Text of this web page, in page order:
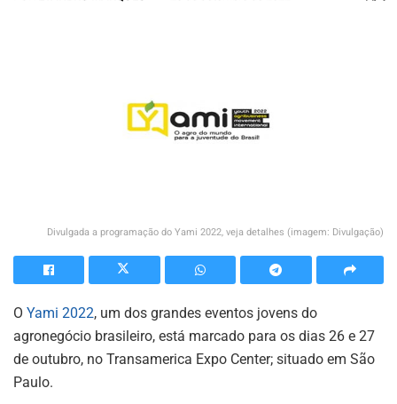
Divulgada a programação do Yami 2022, veja detalhes (imagem: Divulgação)
O Yami 2022, um dos grandes eventos jovens do
agronegócio brasileiro, está marcado para os dias 26 e 27
de outubro, no Transamerica Expo Center; situado em São
Paulo.